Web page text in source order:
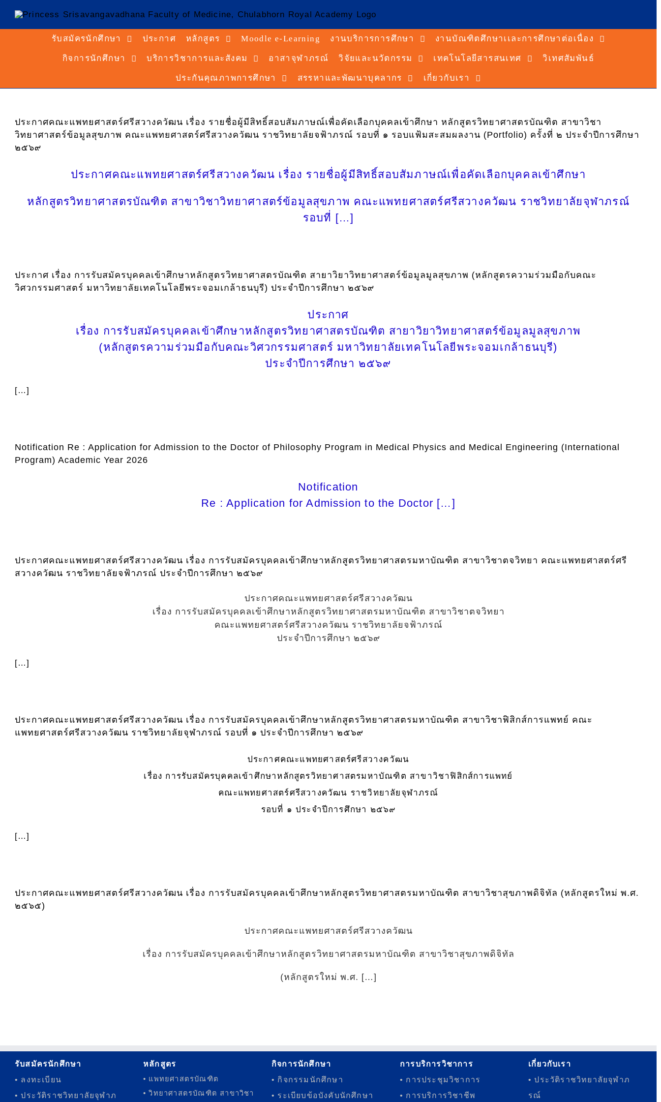
รับสมัครนักศึกษา ประกาศ หลักสูตร Moodle e-Learning งานบริการการศึกษา งานบัณฑิตศึกษาเเละการศึกษาต่อเนื่อง
กิจการนักศึกษา บริการวิชาการและสังคม อาสาจุฬาภรณ์ วิจัยและนวัตกรรม เทคโนโลยีสารสนเทศ วิเทศสัมพันธ์
ประกันคุณภาพการศึกษา สรรหาและพัฒนาบุคลากร เกี่ยวกับเรา
ประกาศคณะแพทยศาสตร์ศรีสวางควัฒน เรื่อง รายชื่อผู้มีสิทธิ์สอบสัมภาษณ์เพื่อคัดเลือกบุคคลเข้าศึกษา หลักสูตรวิทยาศาสตรบัณฑิต สาขาวิชา
วิทยาศาสตร์ข้อมูลสุขภาพ คณะแพทยศาสตร์ศรีสวางควัฒน ราชวิทยาลัยจฟ้าภรณ์ รอบที่ ๑ รอบแฟ้มสะสมผลงาน (Portfolio) ครั้งที่ ๒ ประจำปีการศึกษา
๒๕๖๙
ประกาศคณะแพทยศาสตร์ศรีสวางควัฒน เรื่อง รายชื่อผู้มีสิทธิ์สอบสัมภาษณ์เพื่อคัดเลือกบุคคลเข้าศึกษา
หลักสูตรวิทยาศาสตรบัณฑิต สาขาวิชาวิทยาศาสตร์ข้อมูลสุขภาพ คณะแพทยศาสตร์ศรีสวางควัฒน ราชวิทยาลัยจุฬาภรณ์
รอบที่ […]
ประกาศ เรื่อง การรับสมัครบุคคลเข้าศึกษาหลักสูตรวิทยาศาสตรบัณฑิต สายาวิยาวิทยาศาสตร์ข้อมูลมูลสุขภาพ (หลักสูตรความร่วมมือกับคณะ
วิศวกรรมศาสตร์ มหาวิทยาลัยเทคโนโลยีพระจอมเกล้าธนบุรี) ประจำปีการศึกษา ๒๕๖๙
ประกาศ
เรื่อง การรับสมัครบุคคลเข้าศึกษาหลักสูตรวิทยาศาสตรบัณฑิต สายาวิยาวิทยาศาสตร์ข้อมูลมูลสุขภาพ
(หลักสูตรความร่วมมือกับคณะวิศวกรรมศาสตร์ มหาวิทยาลัยเทคโนโลยีพระจอมเกล้าธนบุรี)
ประจำปีการศึกษา ๒๕๖๙
[…]
Notification Re : Application for Admission to the Doctor of Philosophy Program in Medical Physics and Medical Engineering (International
Program) Academic Year 2026
Notification
Re : Application for Admission to the Doctor […]
ประกาศคณะแพทยศาสตร์ศรีสวางควัฒน เรื่อง การรับสมัครบุคคลเข้าศึกษาหลักสูตรวิทยาศาสตรมหาบัณฑิต สาขาวิชาตจวิทยา คณะแพทยศาสตร์ศรี
สวางควัฒน ราชวิทยาลัยจฟ้าภรณ์ ประจำปีการศึกษา ๒๕๖๙
ประกาศคณะแพทยศาสตร์ศรีสวางควัฒน
เรื่อง การรับสมัครบุคคลเข้าศึกษาหลักสูตรวิทยาศาสตรมหาบัณฑิต สาขาวิชาตจวิทยา
คณะแพทยศาสตร์ศรีสวางควัฒน ราชวิทยาลัยจฟ้าภรณ์
ประจำปีการศึกษา ๒๕๖๙
[…]
ประกาศคณะแพทยศาสตร์ศรีสวางควัฒน เรื่อง การรับสมัครบุคคลเข้าศึกษาหลักสูตรวิทยาศาสตรมหาบัณฑิต สาขาวิชาฟิสิกส์การแพทย์ คณะ
แพทยศาสตร์ศรีสวางควัฒน ราชวิทยาลัยจุฬาภรณ์ รอบที่ ๑ ประจำปีการศึกษา ๒๕๖๙
ประกาศคณะแพทยศาสตร์ศรีสวางควัฒน
เรื่อง การรับสมัครบุคคลเข้าศึกษาหลักสูตรวิทยาศาสตรมหาบัณฑิต สาขาวิชาฟิสิกส์การแพทย์
คณะแพทยศาสตร์ศรีสวางควัฒน ราชวิทยาลัยจุฬาภรณ์
รอบที่ ๑ ประจำปีการศึกษา ๒๕๖๙
[…]
ประกาศคณะแพทยศาสตร์ศรีสวางควัฒน เรื่อง การรับสมัครบุคคลเข้าศึกษาหลักสูตรวิทยาศาสตรมหาบัณฑิต สาขาวิชาสุขภาพดิจิทัล (หลักสูตรใหม่ พ.ศ.
๒๕๖๕)
ประกาศคณะแพทยศาสตร์ศรีสวางควัฒน
เรื่อง การรับสมัครบุคคลเข้าศึกษาหลักสูตรวิทยาศาสตรมหาบัณฑิต สาขาวิชาสุขภาพดิจิทัล
(หลักสูตรใหม่ พ.ศ. […]
รับสมัครนักศึกษา
• ลงทะเบียน
• ประวัติราชวิทยาลัยจุฬาภ
หลักสูตร
• แพทยศาสตรบัณฑิต
• วิทยาศาสตรบัณฑิต สาขาวิชา
กิจการนักศึกษา
• กิจกรรมนักศึกษา
• ระเบียบข้อบังคับนักศึกษา
การบริการวิชาการ
• การประชุมวิชาการ
• การบริการวิชาชีพ
เกี่ยวกับเรา
• ประวัติราชวิทยาลัยจุฬาภ
รณ์